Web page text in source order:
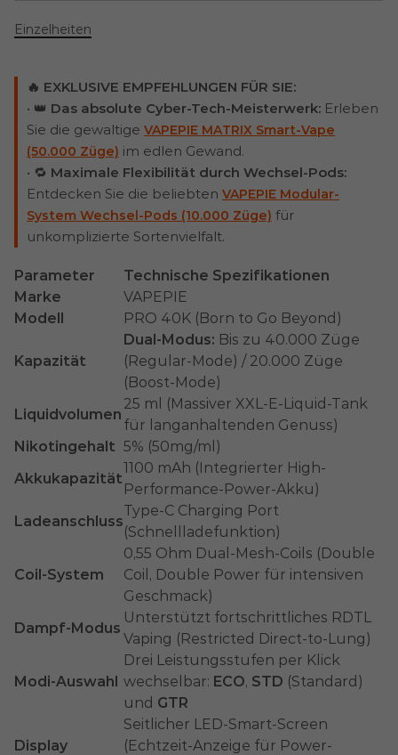
Einzelheiten
🔥 EXKLUSIVE EMPFEHLUNGEN FÜR SIE:
• 👑 Das absolute Cyber-Tech-Meisterwerk: Erleben
Sie die gewaltige VAPEPIE MATRIX Smart-Vape
(50.000 Züge) im edlen Gewand.
• 🔁 Maximale Flexibilität durch Wechsel-Pods:
Entdecken Sie die beliebten VAPEPIE Modular-
System Wechsel-Pods (10.000 Züge) für
unkomplizierte Sortenvielfalt.
Parameter
Technische Spezifikationen
Marke
VAPEPIE
Modell
PRO 40K (Born to Go Beyond)
Kapazität
Dual-Modus: Bis zu 40.000 Züge
(Regular-Mode) / 20.000 Züge
(Boost-Mode)
Liquidvolumen
25 ml (Massiver XXL-E-Liquid-Tank
für langanhaltenden Genuss)
Nikotingehalt 5% (50mg/ml)
Akkukapazität
1100 mAh (Integrierter High-
Performance-Power-Akku)
Ladeanschluss
Type-C Charging Port
(Schnellladefunktion)
Coil-System
0,55 Ohm Dual-Mesh-Coils (Double
Coil, Double Power für intensiven
Geschmack)
Dampf-Modus
Unterstützt fortschrittliches RDTL
Vaping (Restricted Direct-to-Lung)
Modi-Auswahl
Drei Leistungsstufen per Klick
wechselbar: ECO, STD (Standard)
und GTR
Display
Seitlicher LED-Smart-Screen
(Echtzeit-Anzeige für Power-